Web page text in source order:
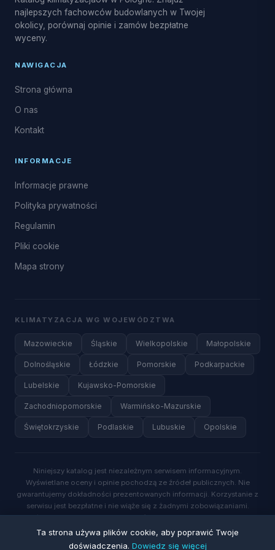
najlepszych fachowców budowlanych w Twojej
okolicy, porównaj opinie i zamów bezpłatne
wyceny.
NAWIGACJA
Strona główna
O nas
Kontakt
INFORMACJE
Informacje prawne
Polityka prywatności
Regulamin
Pliki cookie
Mapa strony
KLIMATYZACJA WG WOJEWÓDZTWA
Mazowieckie Śląskie Wielkopolskie Małopolskie
Dolnośląskie Łódzkie Pomorskie Podkarpackie
Lubelskie Kujawsko-Pomorskie
Zachodniopomorskie Warmińsko-Mazurskie
Świętokrzyskie Podlaskie Lubuskie Opolskie
Niniejszy katalog jest niezależnym serwisem informacyjnym.
Wyświetlane oceny i opinie pochodzą ze źródeł publicznych. Nie
gwarantujemy dokładności prezentowanych informacji. Korzystanie z
serwisu jest bezpłatne i nie wiąże się z żadnymi zobowiązaniami.
Wysyłając zapytanie o wycenę, wyrażasz zgodę na kontakt ze strony
wykwalifikowanych specjalistów.
Ta strona używa plików cookie, aby poprawić Twoje
doświadczenia. Dowiedz się więcej